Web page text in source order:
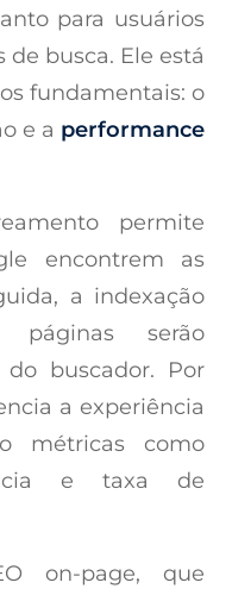
para usuários
busca. Ele está
fundamentais: o
e a performance
permite
encontrem as
a indexação
páginas serão
buscador. Por
a experiência
métricas como
e taxa de
on-page, que